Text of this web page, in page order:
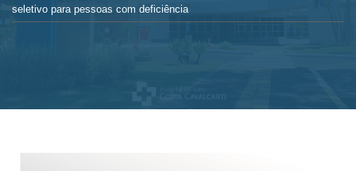
seletivo para pessoas com deficiência